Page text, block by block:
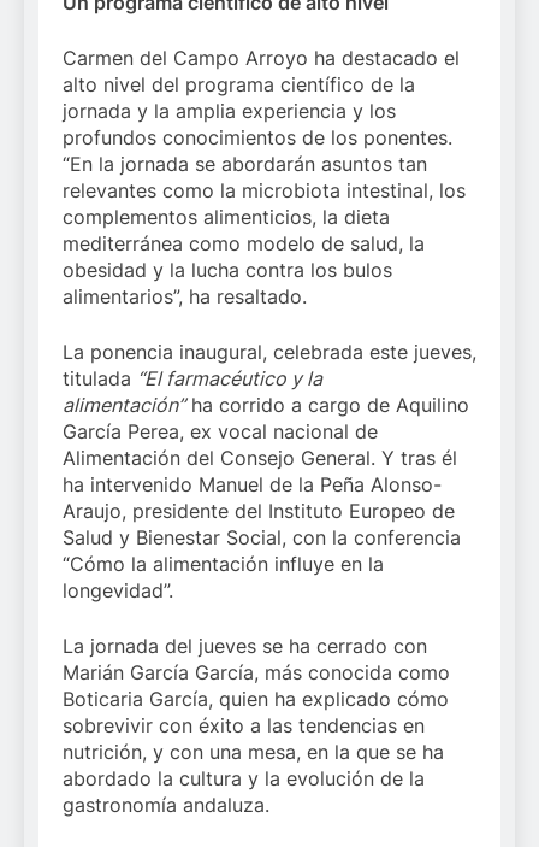
Carmen del Campo Arroyo ha destacado el
alto nivel del programa científico de la
jornada y la amplia experiencia y los
profundos conocimientos de los ponentes.
“En la jornada se abordarán asuntos tan
relevantes como la microbiota intestinal, los
complementos alimenticios, la dieta
mediterránea como modelo de salud, la
obesidad y la lucha contra los bulos
alimentarios”, ha resaltado.
La ponencia inaugural, celebrada este jueves,
titulada “El farmacéutico y la
alimentación”ha corrido a cargo de Aquilino
García Perea, ex vocal nacional de
Alimentación del Consejo General. Y tras él
ha intervenido Manuel de la Peña Alonso-
Araujo, presidente del Instituto Europeo de
Salud y Bienestar Social, con la conferencia
“Cómo la alimentación influye en la
longevidad”.
La jornada del jueves se ha cerrado con
Marián García García, más conocida como
Boticaria García, quien ha explicado cómo
sobrevivir con éxito a las tendencias en
nutrición, y con una mesa, en la que se ha
abordado la cultura y la evolución de la
gastronomía andaluza.